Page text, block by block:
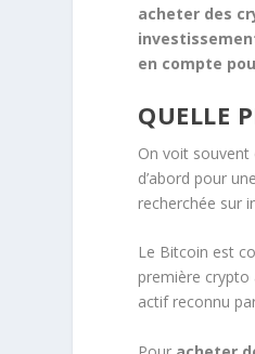
acheter des
en compte
QUELLE
On voit souvent
d’abord pour
recherchée sur
Le Bitcoin est
première crypto
actif reconnu